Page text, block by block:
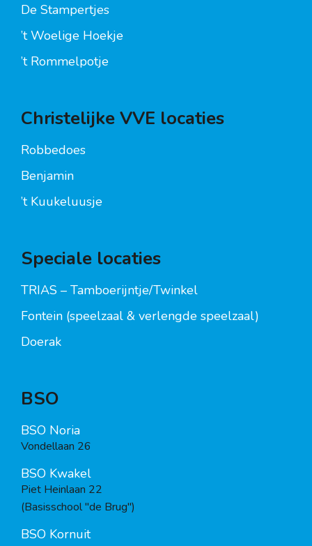
De Stampertjes
’t Woelige Hoekje
’t Rommelpotje
Christelijke VVE locaties
Robbedoes
Benjamin
’t Kuukeluusje
Speciale locaties
TRIAS – Tamboerijntje/Twinkel
Fontein (speelzaal & verlengde speelzaal)
Doerak
BSO
BSO Noria
Vondellaan 26
BSO Kwakel
Piet Heinlaan 22
(Basisschool "de Brug")
BSO Kornuit